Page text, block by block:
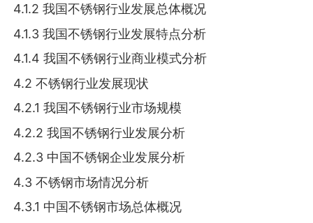
4.1.2 我国不锈钢行业发展总体概况
4.1.3 我国不锈钢行业发展特点分析
4.1.4 我国不锈钢行业商业模式分析
4.2 不锈钢行业发展现状
4.2.1 我国不锈钢行业市场规模
4.2.2 我国不锈钢行业发展分析
4.2.3 中国不锈钢企业发展分析
4.3 不锈钢市场情况分析
4.3.1 中国不锈钢市场总体概况